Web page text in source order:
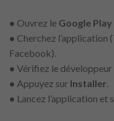
● Ouvrez le Google
● Cherchez l’application
Facebook).
● Vérifiez le
● Appuyez sur Installer.
● Lancez l’application et